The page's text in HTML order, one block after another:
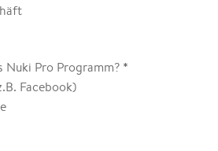
Nuki Pro Programm? *
Facebook)